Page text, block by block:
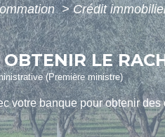
> Crédit
LE
(Première ministre)
votre banque pour obtenir